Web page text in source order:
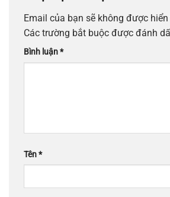
Email của bạn sẽ không được
Các trường bắt buộc được đánh
Bình luận*
Tên*